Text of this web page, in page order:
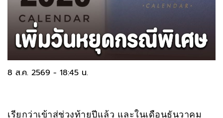
8 ส.ค. 2569 - 18:45 น.
เรียกว่าเข้าสู่ช่วงท้ายปีแล้ว และในเดือนธันวาคม